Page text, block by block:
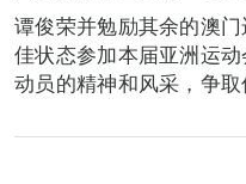
谭俊荣并勉励其余的澳
佳状态参加本届亚洲运
动员的精神和风采，争取